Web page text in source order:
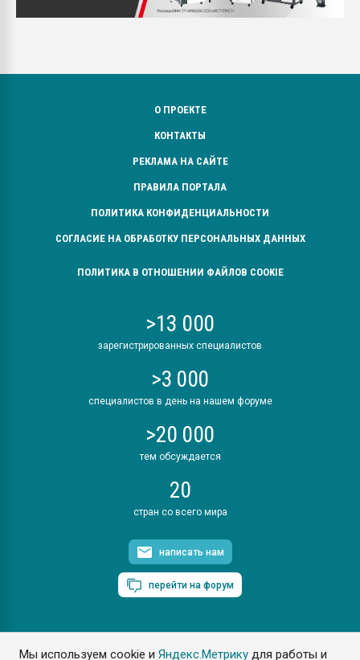
Мы используем cookie иЯндекс.Метрику для работы и
О ПРОЕКТЕ
КОНТАКТЫ
РЕКЛАМА НА САЙТЕ
ПРАВИЛА ПОРТАЛА
ПОЛИТИКА КОНФИДЕНЦИАЛЬНОСТИ
СОГЛАСИЕ НА ОБРАБОТКУ ПЕРСОНАЛЬНЫХ ДАННЫХ
ПОЛИТИКА В ОТНОШЕНИИ ФАЙЛОВ COOKIE
>13 000
зарегистрированных специалистов
>3 000
специалистов в день на нашем форуме
>20 000
тем обсуждается
20
стран со всего мира
написать нам
перейти на форум
ПластЭксперт © 2006. Все права защищены